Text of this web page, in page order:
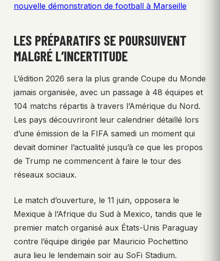
nouvelle démonstration de football à Marseille
LES PRÉPARATIFS SE POURSUIVENT
MALGRÉ L’INCERTITUDE
L’édition 2026 sera la plus grande Coupe du Monde
jamais organisée, avec un passage à 48 équipes et
104 matchs répartis à travers l’Amérique du Nord.
Les pays découvriront leur calendrier détaillé lors
d’une émission de la FIFA samedi un moment qui
devait dominer l’actualité jusqu’à ce que les propos
de Trump ne commencent à faire le tour des
réseaux sociaux.
Le match d’ouverture, le 11 juin, opposera le
Mexique à l’Afrique du Sud à Mexico, tandis que le
premier match organisé aux États-Unis Paraguay
contre l’équipe dirigée par Mauricio Pochettino
aura lieu le lendemain soir au SoFi Stadium.